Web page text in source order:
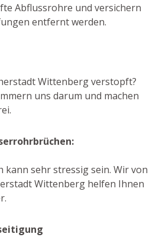
Abflussrohre und versichern
entfernt werden.
Wittenberg verstopft?
uns darum und machen
kann sehr stressig sein. Wir von
Wittenberg helfen Ihnen